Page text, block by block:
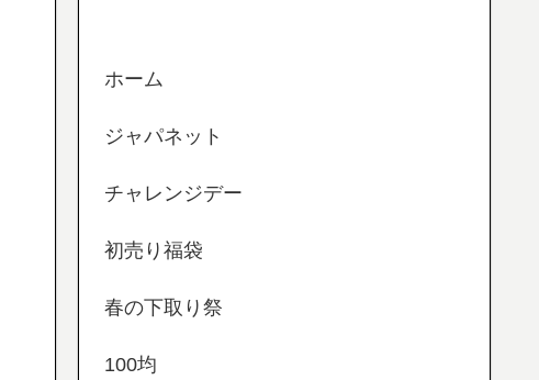
ホーム
ジャパネット
チャレンジデー
初売り福袋
春の下取り祭
100均